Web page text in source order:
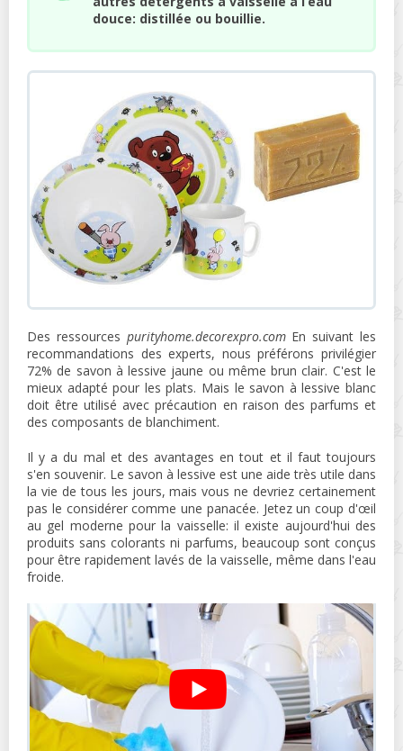
douce: distillée ou bouillie.
Des ressources purityhome.decorexpro.comEn suivant les
recommandations des experts, nous préférons privilégier
72% de savon à lessive jaune ou même brun clair. C'est le
mieux adapté pour les plats. Mais le savon à lessive blanc
doit être utilisé avec précaution en raison des parfums et
des composants de blanchiment.
Il y a du mal et des avantages en tout et il faut toujours
s'en souvenir. Le savon à lessive est une aide très utile dans
la vie de tous les jours, mais vous ne devriez certainement
pas le considérer comme une panacée. Jetez un coup d'œil
au gel moderne pour la vaisselle: il existe aujourd'hui des
produits sans colorants ni parfums, beaucoup sont conçus
pour être rapidement lavés de la vaisselle, même dans l'eau
froide.